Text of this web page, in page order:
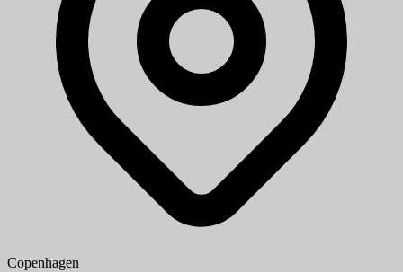
Copenhagen